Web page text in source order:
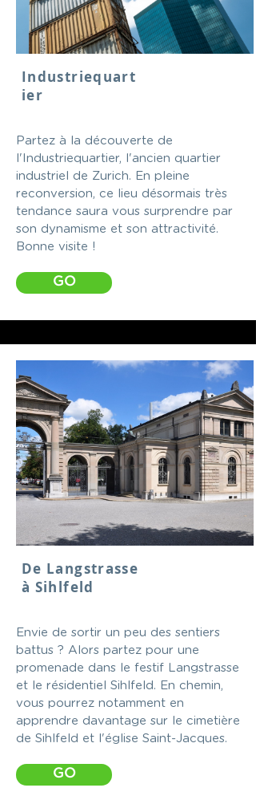
Industriequart
ier
Partez à la découverte de
l'Industriequartier, l'ancien quartier
industriel de Zurich. En pleine
reconversion, ce lieu désormais très
tendance saura vous surprendre par
son dynamisme et son attractivité.
Bonne visite !
GO
De Langstrasse
à Sihlfeld
Envie de sortir un peu des sentiers
battus ? Alors partez pour une
promenade dans le festif Langstrasse
et le résidentiel Sihlfeld. En chemin,
vous pourrez notamment en
apprendre davantage sur le cimetière
de Sihlfeld et l'église Saint-Jacques.
GO